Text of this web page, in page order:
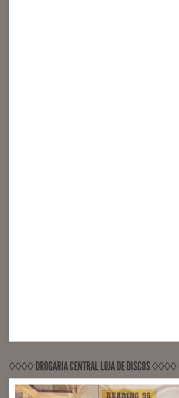
◊◊◊◊ DROGARIA CENTRAL LOJA DE DISCOS ◊◊◊◊